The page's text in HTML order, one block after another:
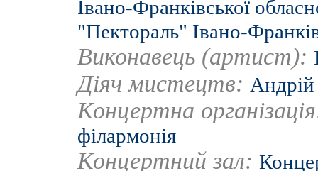
Івано-Франківської
"Пектораль" Івано-
Виконавець (артист):
Діяч мистецтв:
Концертна
філармонія
Концертний зал: